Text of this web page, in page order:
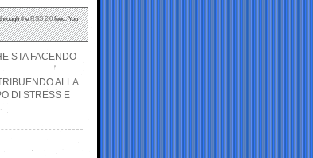
theRSS 2.0feed. You
STA FACENDO
ALLA
DI STRESS E